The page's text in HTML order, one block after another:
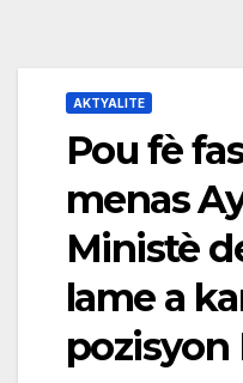
AKTYALITE
Pou fè
menas
Ministè
lame a
pozisyon